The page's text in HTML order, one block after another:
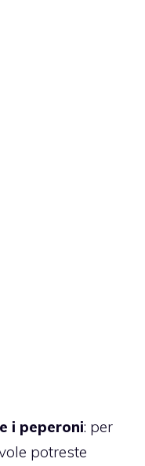
i peperoni: per
potreste